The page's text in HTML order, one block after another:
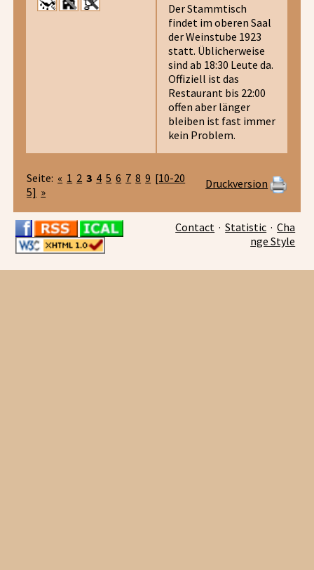
Der Stammtisch
findet im oberen Saal
der Weinstube 1923
statt. Üblicherweise
sind ab 18:30 Leute da.
Offiziell ist das
Restaurant bis 22:00
offen aber länger
bleiben ist fast immer
kein Problem.
Seite: « 1 2 3 4 5 6 7 8 9 [10-20
5] »
Druckversion
Contact ·Statistic ·Cha
nge Style